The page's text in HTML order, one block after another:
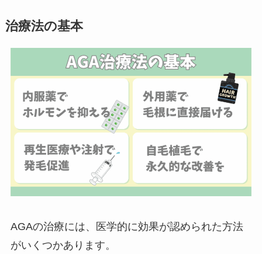
治療法の基本
AGAの治療には、医学的に効果が認められた方法
がいくつかあります。